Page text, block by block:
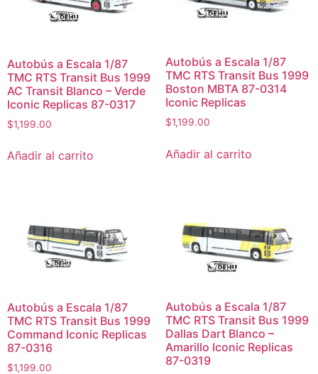
Autobús a Escala 1/87
TMC RTS Transit Bus 1999
AC Transit Blanco – Verde
Iconic Replicas 87-0317
$1,199.00
Añadir al carrito
Autobús a Escala 1/87
TMC RTS Transit Bus 1999
Boston MBTA 87-0314
Iconic Replicas
$1,199.00
Añadir al carrito
Autobús a Escala 1/87
TMC RTS Transit Bus 1999
Command Iconic Replicas
87-0316
$1,199.00
Autobús a Escala 1/87
TMC RTS Transit Bus 1999
Dallas Dart Blanco –
Amarillo Iconic Replicas
87-0319